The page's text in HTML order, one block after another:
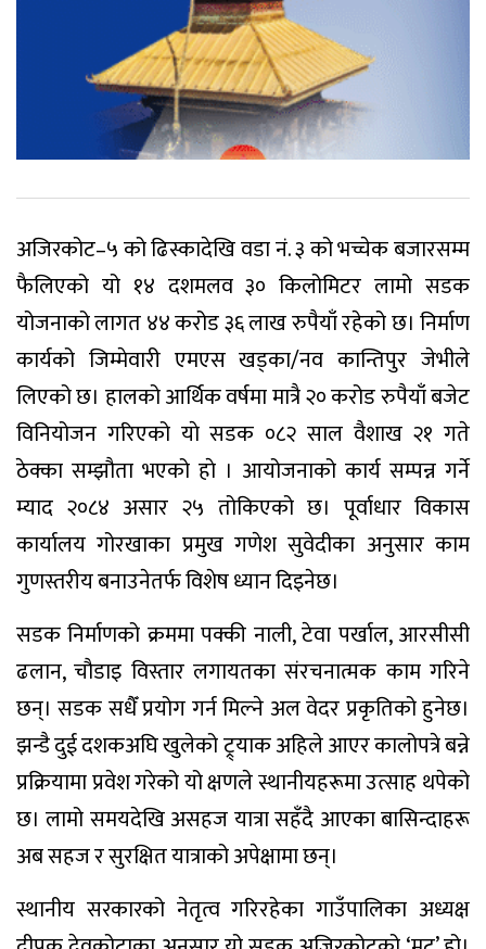
अजिरकोट–५ को ढिस्कादेखि वडा नं. ३ को भच्चेक बजारसम्म
फैलिएको यो १४ दशमलव ३० किलोमिटर लामो सडक
योजनाको लागत ४४ करोड ३६ लाख रुपैयाँ रहेको छ। निर्माण
कार्यको जिम्मेवारी एमएस खड्का/नव कान्तिपुर जेभीले
लिएको छ। हालको आर्थिक वर्षमा मात्रै २० करोड रुपैयाँ बजेट
विनियोजन गरिएको याे सडक ०८२ साल वैशाख २१ गते
ठेक्का सम्झौता भएको हाे । आयोजनाको कार्य सम्पन्न गर्ने
म्याद २०८४ असार २५ तोकिएको छ। पूर्वाधार विकास
कार्यालय गोरखाका प्रमुख गणेश सुवेदीका अनुसार काम
गुणस्तरीय बनाउनेतर्फ विशेष ध्यान दिइनेछ।
सडक निर्माणको क्रममा पक्की नाली, टेवा पर्खाल, आरसीसी
ढलान, चौडाइ विस्तार लगायतका संरचनात्मक काम गरिने
छन्। सडक सधैँ प्रयोग गर्न मिल्ने अल वेदर प्रकृतिको हुनेछ।
झन्डै दुई दशकअघि खुलेको ट्र्याक अहिले आएर कालोपत्रे बन्ने
प्रक्रियामा प्रवेश गरेको यो क्षणले स्थानीयहरूमा उत्साह थपेको
छ। लामो समयदेखि असहज यात्रा सहँदै आएका बासिन्दाहरू
अब सहज र सुरक्षित यात्राको अपेक्षामा छन्।
स्थानीय सरकारको नेतृत्व गरिरहेका गाउँपालिका अध्यक्ष